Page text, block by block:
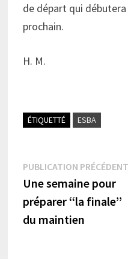
de départ qui
prochain.
H. M.
ÉTIQUETTÉ ESBA
Navigation
de
l’article
PUBLICATION
Une semaine pour
préparer ‘‘la finale’’
du maintien